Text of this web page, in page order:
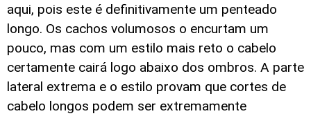
aqui, pois este é definitivamente um penteado
longo. Os cachos volumosos o encurtam um
pouco, mas com um estilo mais reto o cabelo
certamente cairá logo abaixo dos ombros. A parte
lateral extrema e o estilo provam que cortes de
cabelo longos podem ser extremamente